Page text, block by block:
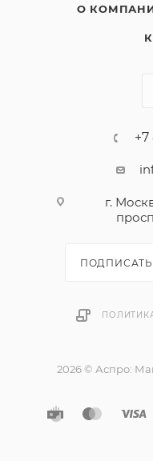
О
г.
2026 © Аспро: